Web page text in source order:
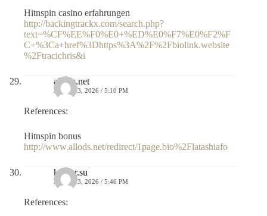
Hitnspin casino erfahrungen
http://backingtrackx.com/search.php?
text=%CF%EE%F0%E0+%ED%E0%F7%E0%F2%F
C+%3Ca+href%3Dhttps%3A%2F%2Fbiolink.website
%2Ftracichris&i
allods.net
JULIO 13, 2026 / 5:10 PM
References:
Hitnspin bonus
http://www.allods.net/redirect/1page.bio%2Flatashiafo
kaptur.su
JULIO 13, 2026 / 5:46 PM
References: